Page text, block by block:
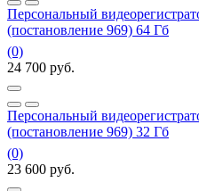
Персональный
(постановление 969) 64 Гб
(0)
24 700 руб.
Персональный
(постановление 969) 32 Гб
(0)
23 600 руб.